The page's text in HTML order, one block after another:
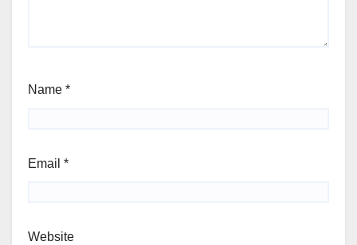
Name *
Email *
Website